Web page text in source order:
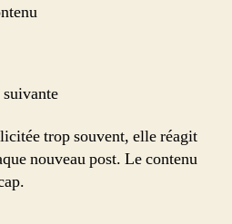
suivante
trop souvent, elle réagit
nouveau post. Le contenu